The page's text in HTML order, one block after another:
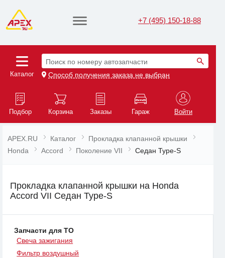
+7 (495) 150-18-88
Каталог
Поиск по номеру автозапчасти
Способ получения заказа не выбран
Подбор Корзина Заказы Гараж Войти
APEX.RU Каталог
Прокладка клапанной крышки
Honda
Accord Поколение VII Седан Type-S
Прокладка клапанной крышки на Honda
Accord VII Седан Type-S
Запчасти для ТО
Свеча зажигания
Фильтр воздушный